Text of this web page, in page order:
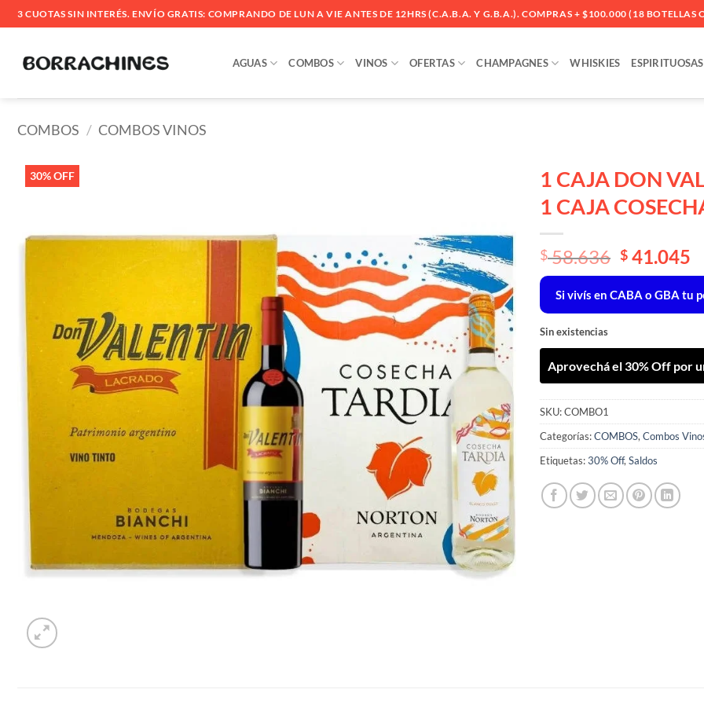
Saltar
al
3 CUOTAS SIN INTERÉS. ENVÍO GRATIS: COMPRANDO DE LUN A VIE ANTES DE 12HRS (C.A.B.A. Y G.B.A.). COMPRAS + $100.000 (18 BOTELLAS
AGUAS COMBOS VINOS OFERTAS CHAMPAGNES WHISKIES ESPIRITUOSAS
COMBOS / COMBOS VINOS
30% OFF
lista
de
deseos
1 CAJA DON
1 CAJA
El
precio
original
era:
$ 58.636.
$58.636 El
precio
actual
es:
$ 41.045
Si vivís en CABA o GBA tu
Sin existencias
Aprovechá el 30% Off por
SKU:COMBO1
Categorías:COMBOS, Combos
Etiquetas:30% Off, Saldos